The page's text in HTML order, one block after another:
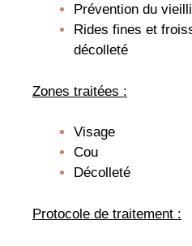
Prévention du
Rides fines et
décolleté
Zones traitées :
Visage
Cou
Décolleté
Protocole de traitement :